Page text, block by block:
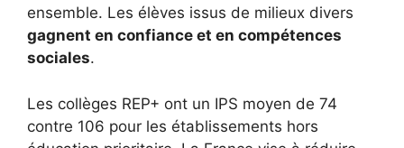
ensemble. Les élèves issus de milieux divers
gagnent en confiance et en compétences
sociales.
Les collèges REP+ ont un IPS moyen de 74
contre 106 pour les établissements hors